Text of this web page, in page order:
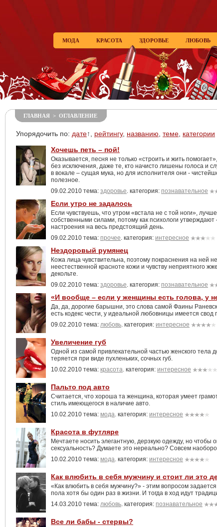
МОДА КРАСОТА ЗДОРОВЬЕ ЛЮБОВЬ
ГЛАВНАЯ > ОГЛАВЛЕНИЕ
Упорядочить по: дате↑, рейтингу, названию теме категории
Хочешь петь – пой!
Оказывается, песня не только «строить и жить
без исключения, даже те, кто начисто лишены голоса и
в вокале – сущая мука, но для исполнителя они -
полезное.
09.02.2010 тема: здоровье. категория: познавательное
Если утро не задалось
Если чувствуешь, что утром «встала не с той ноги»,
собственными силами, потому как психологи
настроения на весь предстоящий день.
09.02.2010 тема: прочее. категория: интересное
Нездоровый румянец
Кожа лица чувствительна, поэтому покраснения на ней
неестественной красноте кожи и чувству неприятного
декольте.
09.02.2010 тема: здоровье. категория: познавательное
«И вообще – если у женщины есть голова, у
Да, да, дорогие барышни, это слова самой Фаины
есть кодекс чести, у идеальной любовницы имеется свод
09.02.2010 тема: любовь. категория: интересное
Увеличение губ
Одной из самой привлекательной частью женского тела
теряется при виде пухленьких, сочных губ.
10.02.2010 тема: красота. категория: интересное
Пальто под авто
Считается, что хороша та женщина, которая умеет
стиль имеющегося в наличие авто.
10.02.2010 тема: мода. категория: интересное
Красота в футляре
Мечтаете носить элегантную, дерзкую одежду, но чтобы
сексуальность? Думаете это нереально? Совсем
10.02.2010 тема: мода. категория: интересное
Как влюбить в себя мужчину и стоит ли это
«Как влюбить в себя мужчину?» - этим вопросом
пола хотя бы один раз в жизни. И тогда в ход идут
14.03.2010 тема: любовь. категория: познавательное
Все ли бабы - стервы?